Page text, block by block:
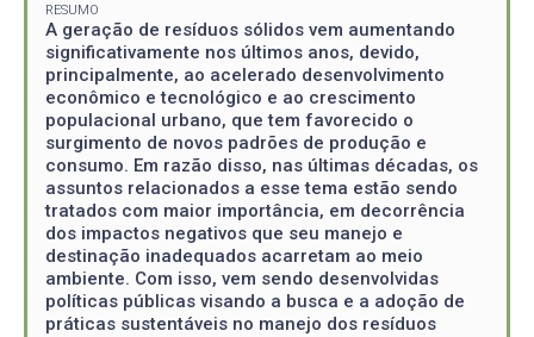
RESUMO
A geração de resíduos sólidos vem aumentando
significativamente nos últimos anos, devido,
principalmente, ao acelerado desenvolvimento
econômico e tecnológico e ao crescimento
populacional urbano, que tem favorecido o
surgimento de novos padrões de produção e
consumo. Em razão disso, nas últimas décadas, os
assuntos relacionados a esse tema estão sendo
tratados com maior importância, em decorrência
dos impactos negativos que seu manejo e
destinação inadequados acarretam ao meio
ambiente. Com isso, vem sendo desenvolvidas
políticas públicas visando a busca e a adoção de
práticas sustentáveis no manejo dos resíduos